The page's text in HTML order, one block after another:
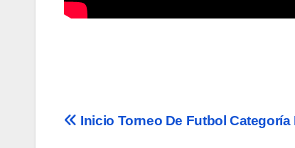
Navegación
Inicio Torneo De Futbol Categoría